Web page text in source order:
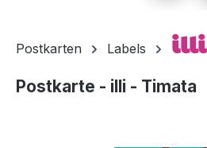
Postkarten Labels illi
Postkarte - illi - Timata